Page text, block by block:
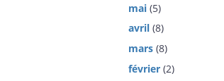
mai (5)
avril (8)
mars (8)
février (2)